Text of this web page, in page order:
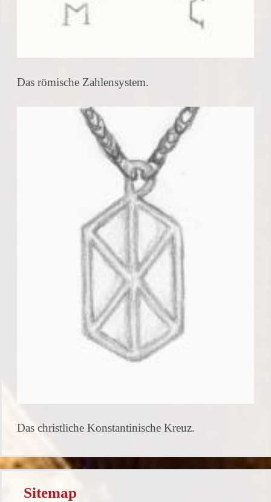
Das römische Zahlensystem.
Das christliche Konstantinische Kreuz.
Sitemap